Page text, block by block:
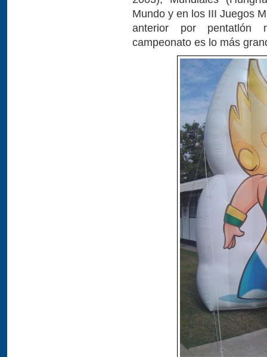
Mundo y en los III Juegos
anterior por pentatlón
campeonato es lo más